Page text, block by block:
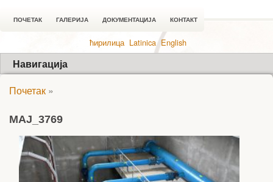
ПОЧЕТАК ГАЛЕРИЈА ДОКУМЕНТАЦИЈА КОНТАКТ
ћирилица Latinica English
Навигација
Почетак »
MAJ_3769